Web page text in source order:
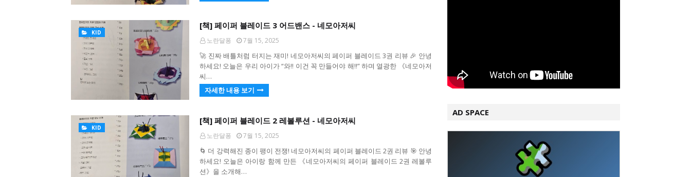
KID
[책] 페이퍼 블레이드 3 어드밴스 - 네모아저씨
노란달퐁 7월 15, 2025
🚀 진짜 배틀처럼 터지는 재미! 네모아저씨의 페이퍼 블레이드 3권 리뷰 🎉 안녕
하세요! 오늘은 우리 아이가 “와!! 이건 꼭 만들어야 해!!” 하며 열광한 《네모아저
씨…
자세한 내용 보기
KID
[책] 페이퍼 블레이드 2 레볼루션 - 네모아저씨
노란달퐁 7월 15, 2025
🌀 더 강력해진 종이 팽이 전쟁! 네모아저씨의 페이퍼 블레이드 2권 리뷰 🎯 안녕
하세요! 오늘은 아이랑 함께 만든 《네모아저씨의 페이퍼 블레이드 2권 레볼루
션》을 소개해…
AD SPACE